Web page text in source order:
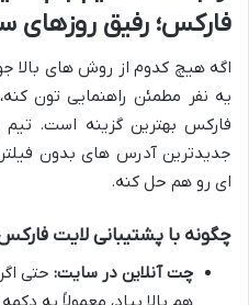
فارکس؛ رفیق
اگه هیچ کدوم از روش های بالا
یه نفر مطمئن راهنمایی تون
فارکس بهترین گزینه است. تیم
جدیدترین آدرس های بدون
ای رو هم حل کنه.
چگونه با پشتیبانی لایت
چت آنلاین در سایت: حتی